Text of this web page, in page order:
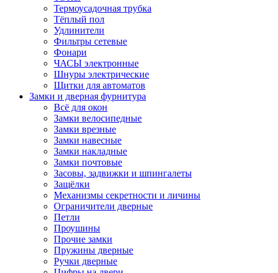
Термоусадочная трубка
Тёплый пол
Удлинители
Фильтры сетевые
Фонари
ЧАСЫ электронные
Шнуры электрические
Щитки для автоматов
Замки и дверная фурнитура
Всё для окон
Замки велосипедные
Замки врезные
Замки навесные
Замки накладные
Замки почтовые
Засовы, задвижки и шпингалеты
Защёлки
Механизмы секретности и личины
Ограничители дверные
Петли
Проушины
Прочие замки
Пружины дверные
Ручки дверные